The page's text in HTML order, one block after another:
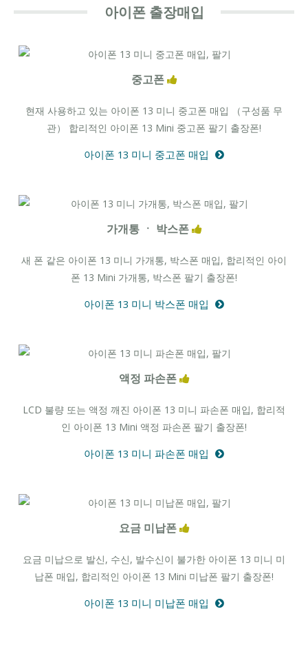
아이폰 출장매입
중고폰
현재 사용하고 있는 아이폰 13 미니 중고폰 매입 （구성품 무
관） 합리적인 아이폰 13 Mini 중고폰 팔기 출장폰!
아이폰 13 미니 중고폰 매입
가개통 ㆍ 박스폰
새 폰 같은 아이폰 13 미니 가개통, 박스폰 매입, 합리적인 아이
폰 13 Mini 가개통, 박스폰 팔기 출장폰!
아이폰 13 미니 박스폰 매입
액정 파손폰
LCD 불량 또는 액정 깨진 아이폰 13 미니 파손폰 매입, 합리적
인 아이폰 13 Mini 액정 파손폰 팔기 출장폰!
아이폰 13 미니 파손폰 매입
요금 미납폰
요금 미납으로 발신, 수신, 발수신이 불가한 아이폰 13 미니 미
납폰 매입, 합리적인 아이폰 13 Mini 미납폰 팔기 출장폰!
아이폰 13 미니 미납폰 매입